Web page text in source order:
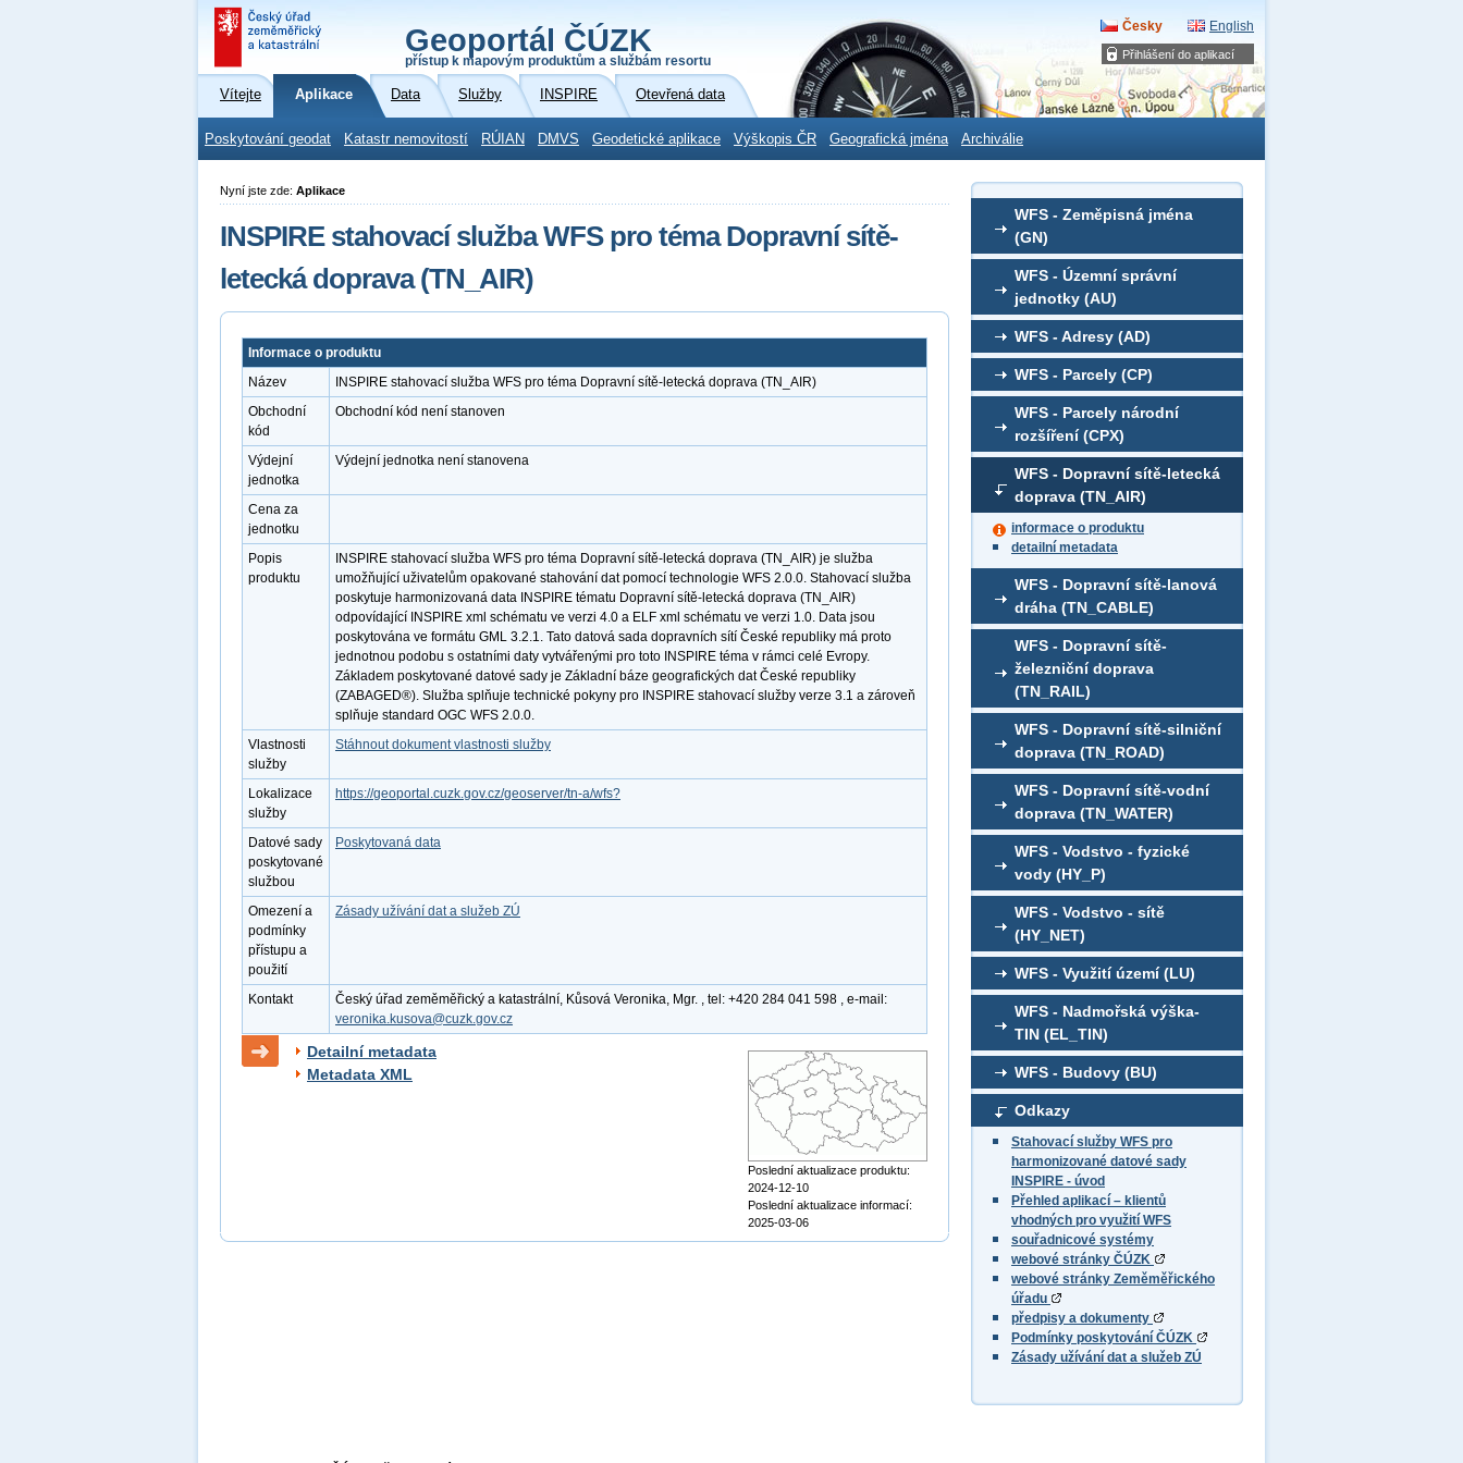
Přihlášení do aplikací
Geoportál ČÚZK
přístup k mapovým produktům a službám resortu
Česky English
Vítejte Aplikace Data Služby INSPIRE Otevřená data
Poskytování geodat Katastr nemovitostí RÚIAN DMVS Geodetické aplikace Výškopis ČR Geografická jména Archiválie
WFS - Zeměpisná jména
(GN)
WFS - Územní správní
jednotky (AU)
WFS - Adresy (AD)
WFS - Parcely (CP)
WFS - Parcely národní
rozšíření (CPX)
WFS - Dopravní sítě-letecká
doprava (TN_AIR)
informace o produktu
detailní metadata
WFS - Dopravní sítě-lanová
dráha (TN_CABLE)
WFS - Dopravní sítě-
železniční doprava
(TN_RAIL)
WFS - Dopravní sítě-silniční
doprava (TN_ROAD)
WFS - Dopravní sítě-vodní
doprava (TN_WATER)
WFS - Vodstvo - fyzické
vody (HY_P)
WFS - Vodstvo - sítě
(HY_NET)
WFS - Využití území (LU)
WFS - Nadmořská výška-
TIN (EL_TIN)
WFS - Budovy (BU)
Odkazy
Stahovací služby WFS pro
harmonizované datové sady
INSPIRE - úvod
Přehled aplikací – klientů
vhodných pro využití WFS
souřadnicové systémy
webové stránky ČÚZK
webové stránky Zeměměřického
úřadu
předpisy a dokumenty
Podmínky poskytování ČÚZK
Zásady užívání dat a služeb ZÚ
Nyní jste zde: Aplikace
INSPIRE stahovací služba WFS pro téma Dopravní sítě-
letecká doprava (TN_AIR)
Informace o produktu
Název
INSPIRE stahovací služba WFS pro téma Dopravní sítě-letecká doprava (TN_AIR)
Obchodní
kód
Obchodní kód není stanoven
Výdejní
jednotka
Výdejní jednotka není stanovena
Cena za
jednotku
Popis
produktu
INSPIRE stahovací služba WFS pro téma Dopravní sítě-letecká doprava (TN_AIR) je služba
umožňující uživatelům opakované stahování dat pomocí technologie WFS 2.0.0. Stahovací služba
poskytuje harmonizovaná data INSPIRE tématu Dopravní sítě-letecká doprava (TN_AIR)
odpovídající INSPIRE xml schématu ve verzi 4.0 a ELF xml schématu ve verzi 1.0. Data jsou
poskytována ve formátu GML 3.2.1. Tato datová sada dopravních sítí České republiky má proto
jednotnou podobu s ostatními daty vytvářenými pro toto INSPIRE téma v rámci celé Evropy.
Základem poskytované datové sady je Základní báze geografických dat České republiky
(ZABAGED®). Služba splňuje technické pokyny pro INSPIRE stahovací služby verze 3.1 a zároveň
splňuje standard OGC WFS 2.0.0.
Vlastnosti
služby
Stáhnout dokument vlastnosti služby
Lokalizace
služby
https://geoportal.cuzk.gov.cz/geoserver/tn-a/wfs?
Datové sady
poskytované
službou
Poskytovaná data
Omezení a
podmínky
přístupu a
použití
Zásady užívání dat a služeb ZÚ
Kontakt
Český úřad zeměměřický a katastrální, Kůsová Veronika, Mgr. , tel: +420 284 041 598 , e-mail:
veronika.kusova@cuzk.gov.cz
Detailní metadata
Metadata XML
Poslední aktualizace produktu:
2024-12-10
Poslední aktualizace informací:
2025-03-06